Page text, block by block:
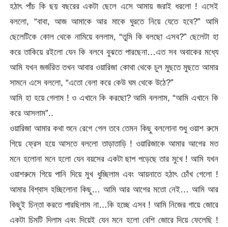
হঠাৎ পাঁচ কি ছয় বছরের একটা ছেলে এসে আমায় জরাই ধরলো ! এসেই
বললো, “বাবা, আজ আমাকে আর মাকে ঘুরতে নিয়ে যেতে হবে?” আমি
ছেলেটিকে কোল থেকে নামিয়ে বললাম, “তুমি কি বলছো এসব?” ছেলেটা হা
করে তাকিয়ে রইলো যেন কি বলবে বুঝতে পারছেনা…এত সব অবাকের মধ্যে
আমি যখন জর্জরিত তখন আবার ওয়ারিজা কোথা থেকে চুল মুছতে মুছতে আমার
সামনে এসে বললো, “এতো বেলা করে কেউ ঘম থেকে উঠে?”
আমি হা হয়ে গেলাম ! ও এখানে কি করছো? আমি বললাম, “আমি এখানে কি
করে আসলাম”..
ওয়ারিজা আমার কথা শুনে রেগে গেল তবে তেমন কিছু বললোনা শুধু ওয়াশ রুমে
গিয়ে ফ্রেস হয়ে আসতে বললো তাড়াতাড়ি ! ওয়ারিজাকে আমার আগের মত
মনে হলোনা মনে হলো যেন বয়সের একটা ছাপ পড়েছে তার মুখে ! আমি যখন
ওয়াশরুমে গিয়ে পানি দিয়ে মুখ ধুচ্ছিলাম এবং আয়নাতে হঠাৎ চোঁখ গেলো !
আমার বিশ্বাস হচ্ছিলোনা কিছু… আমি আর আগের মতো নেই… আমি আর
কিছুই চিন্তা করতে পারছিলাম না…কি হচ্ছে এসব ! আমি নিজের গায়ে জোরে
একটা চিমটি দিলাম এবং দিয়েই যেন মনে হলো বেশি জোরে দিয়ে ফেলেছি !